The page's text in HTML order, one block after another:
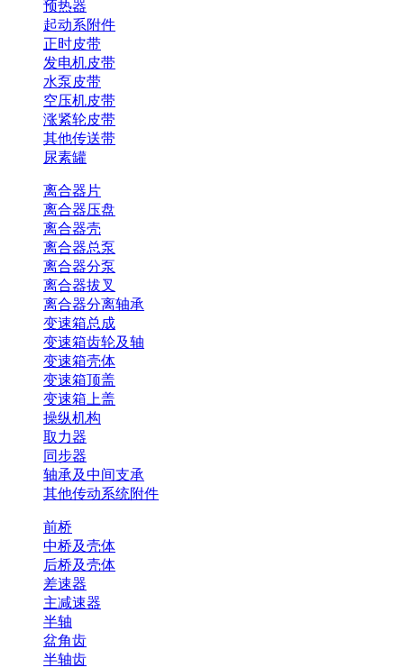
预热器
起动系附件
正时皮带
发电机皮带
水泵皮带
空压机皮带
涨紧轮皮带
其他传送带
尿素罐
离合器片
离合器压盘
离合器壳
离合器总泵
离合器分泵
离合器拔叉
离合器分离轴承
变速箱总成
变速箱齿轮及轴
变速箱壳体
变速箱顶盖
变速箱上盖
操纵机构
取力器
同步器
轴承及中间支承
其他传动系统附件
前桥
中桥及壳体
后桥及壳体
差速器
主减速器
半轴
盆角齿
半轴齿